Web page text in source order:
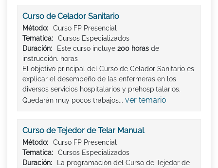
Curso de Celador Sanitario
Método:
Curso FP Presencial
Tematica:
Cursos Especializados
Duración:
Este curso incluye 200 horas de
instrucción. horas
El objetivo principal del Curso de Celador Sanitario es
explicar el desempeño de las enfermeras en los
diversos servicios hospitalarios y prehospitalarios.
Quedarán muy pocos trabajos... ver temario
Curso de Tejedor de Telar Manual
Método:
Curso FP Presencial
Tematica:
Cursos Especializados
Duración:
La programación del Curso de Tejedor de